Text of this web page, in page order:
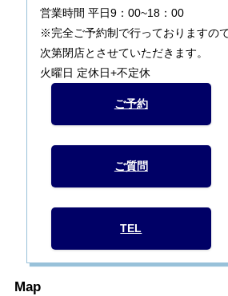
営業時間 平日9：00~18：00
※完全ご予約制で行っておりますの
次第閉店とさせていただきます。
火曜日 定休日+不定休
ご予約
ご質問
TEL
Map